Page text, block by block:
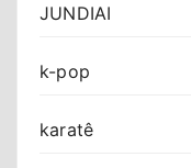
JUNDIAI
k-pop
karatê